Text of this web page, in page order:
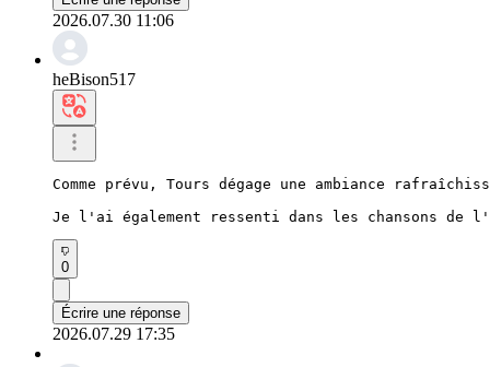
2026.07.30 11:06
heBison517
Comme prévu, Tours dégage une ambiance
Je l'ai également ressenti dans les chansons de
0
Écrire une réponse
2026.07.29 17:35